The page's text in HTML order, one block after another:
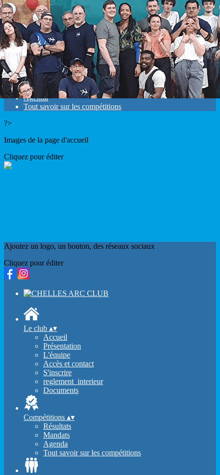
Exporter les lignes sélectionnées
Exporter toutes les colonnes
Exporter uniquement les colonnes affichées
Menu
<
>
Résultats
Mandats
Agenda
Tout savoir sur les compétitions
?>
Images de la page d'accueil
Cliquez pour éditer
Ajoutez un logo, un bouton, des réseaux sociaux
Cliquez pour éditer
Le club ▴▾
Accueil
Présentation
L'équipe
Accès et contact
S'inscrire
reglement_interieur
Documents
Compétitions ▴▾
Résultats
Mandats
Agenda
Tout savoir sur les compétitions